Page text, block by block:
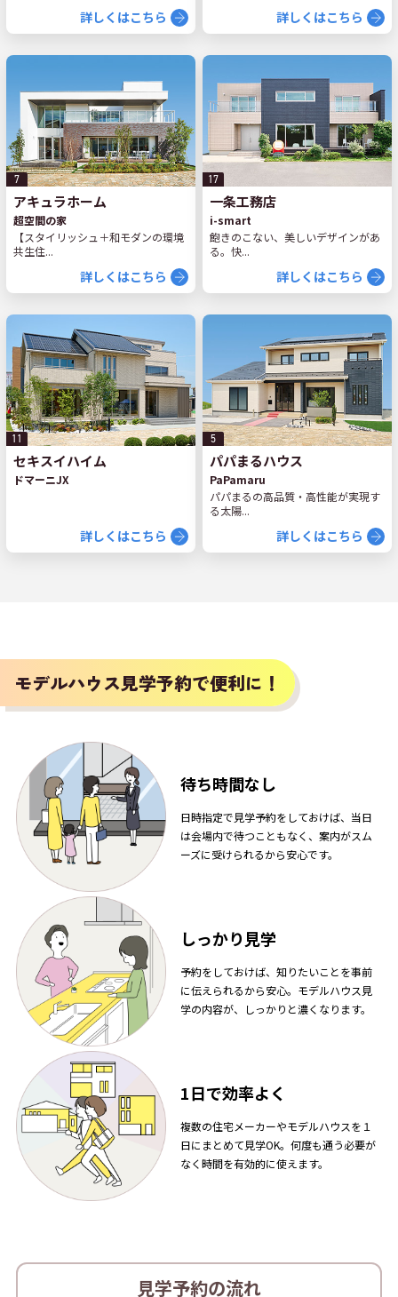
詳しくはこちら 詳しくはこちら
7
アキュラホーム
超空間の家
【スタイリッシュ＋和モダンの環境
共生住...
詳しくはこちら
17
一条工務店
i-smart
飽きのこない、美しいデザインがあ
る。快...
詳しくはこちら
11
セキスイハイム
ドマーニJX
詳しくはこちら
5
パパまるハウス
PaPamaru
パパまるの高品質・高性能が実現す
る太陽...
詳しくはこちら
モデルハウス見学予約で便利に！
待ち時間なし
日時指定で見学予約をしておけば、当日
は会場内で待つこともなく、案内がスム
ーズに受けられるから安心です。
しっかり見学
予約をしておけば、知りたいことを事前
に伝えられるから安心。モデルハウス見
学の内容が、しっかりと濃くなります。
1日で効率よく
複数の住宅メーカーやモデルハウスを１
日にまとめて見学OK。何度も通う必要が
なく時間を有効的に使えます。
見学予約の流れ